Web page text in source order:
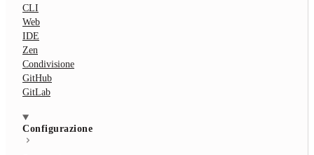
CLI
Web
IDE
Zen
Condivisione
GitHub
GitLab
Configurazione